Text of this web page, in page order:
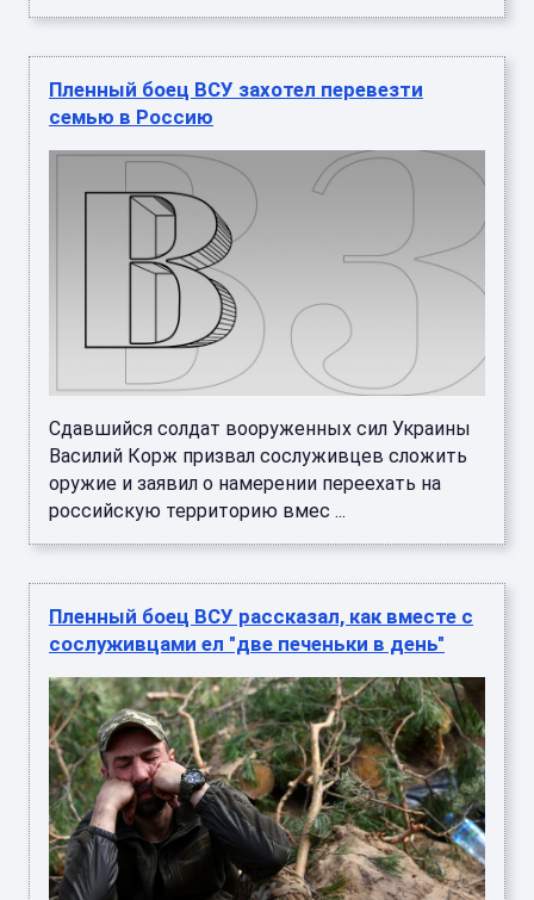
Пленный боец ВСУ захотел перевезти
семью в Россию
Сдавшийся солдат вооруженных сил Украины
Василий Корж призвал сослуживцев сложить
оружие и заявил о намерении переехать на
российскую территорию вмес ...
Пленный боец ВСУ рассказал, как вместе с
сослуживцами ел "две печеньки в день"